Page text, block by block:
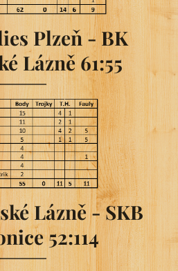
Plzeň - BK
Lázně 61:55
Lázně - SKB
52:114